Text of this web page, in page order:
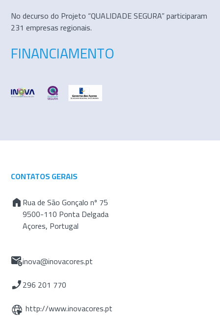
No decurso do Projeto “QUALIDADE SEGURA” participaram
231 empresas regionais.
FINANCIAMENTO
CONTATOS GERAIS
Rua de São Gonçalo nº 75
9500-110 Ponta Delgada
Açores, Portugal
inova@inovacores.pt
296 201 770
http://www.inovacores.pt